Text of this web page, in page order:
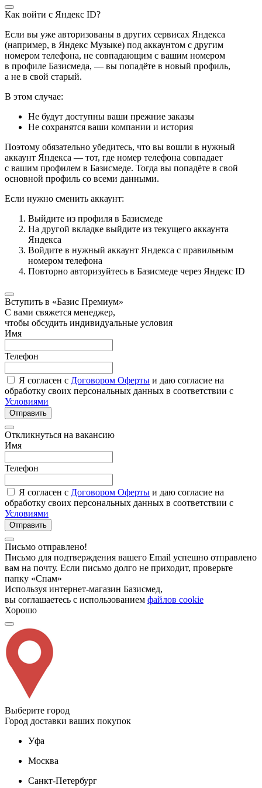
Как войти с Яндекс ID?
Если вы уже авторизованы в других сервисах Яндекса
(например, в Яндекс Музыке) под аккаунтом с другим
номером телефона, не совпадающим с вашим номером
в профиле Базисмеда, — вы попадёте в новый профиль,
а не в свой старый.
В этом случае:
Не будут доступны ваши прежние заказы
Не сохранятся ваши компании и история
Поэтому обязательно убедитесь, что вы вошли в нужный
аккаунт Яндекса — тот, где номер телефона совпадает
с вашим профилем в Базисмеде. Тогда вы попадёте в свой
основной профиль со всеми данными.
Если нужно сменить аккаунт:
Выйдите из профиля в Базисмеде
На другой вкладке выйдите из текущего аккаунта
Яндекса
Войдите в нужный аккаунт Яндекса с правильным
номером телефона
Повторно авторизуйтесь в Базисмеде через Яндекс ID
Вступить в «Базис Премиум»
С вами свяжется менеджер,
чтобы обсудить индивидуальные условия
Имя
Телефон
Я согласен с Договором Оферты и даю согласие на
обработку своих персональных данных в соответствии с
Условиями
Отправить
Откликнуться на вакансию
Имя
Телефон
Я согласен с Договором Оферты и даю согласие на
обработку своих персональных данных в соответствии с
Условиями
Отправить
Письмо отправлено!
Письмо для подтверждения вашего Email успешно отправлено
вам на почту. Если письмо долго не приходит, проверьте
папку «Спам»
Используя интернет-магазин Базисмед,
вы соглашаетесь с использованием файлов cookie
Хорошо
Выберите город
Город доставки ваших покупок
Уфа
Москва
Санкт-Петербург